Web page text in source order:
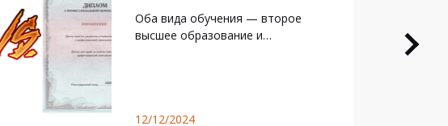
Оба вида обучения — второе
высшее образование и…
12/12/2024